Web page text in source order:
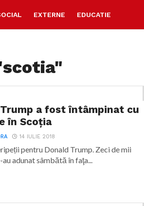
EXTERNE EDUCATIE
a fost întâmpinat cu
în Scoţia
14 IULIE 2018
pentru Donald Trump. Zeci de mii
au adunat sâmbătă în faţa...